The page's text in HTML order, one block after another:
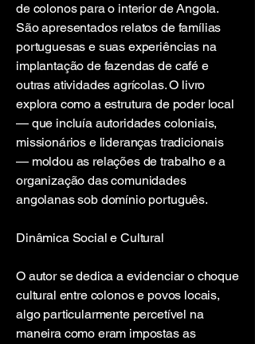
de colonos para o interior de Angola.
São apresentados relatos de famílias
portuguesas e suas experiências na
implantação de fazendas de café e
outras atividades agrícolas. O livro
explora como a estrutura de poder local
— que incluía autoridades coloniais,
missionários e lideranças tradicionais
— moldou as relações de trabalho e a
organização das comunidades
angolanas sob domínio português.
Dinâmica Social e Cultural
O autor se dedica a evidenciar o choque
cultural entre colonos e povos locais,
algo particularmente percetível na
maneira como eram impostas as